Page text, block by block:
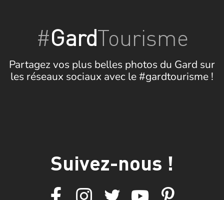
#GardTourisme
Partagez vos plus belles photos du Gard sur
les réseaux sociaux avec le #gardtourisme !
Suivez-nous !